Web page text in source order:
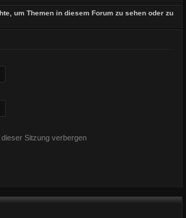
um Themen in diesem Forum zu sehen oder zu
Sitzung verbergen